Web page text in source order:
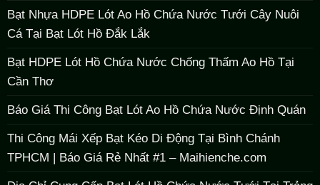
Bạt Nhựa HDPE Lót Ao Hồ Chứa Nước Tưới Cây Nuôi
Cá Tại Bạt Lót Hồ Đắk Lắk
Bạt HDPE Lót Hồ Chứa Nước Chống Thấm Ao Hồ Tại
Cần Thơ
Báo Giá Thi Công Bạt Lót Ao Hồ Chứa Nước Định Quán
Thi Công Mái Xếp Bạt Kéo Di Động Tại Bình Chánh
TPHCM | Báo Giá Rẻ Nhất #1 – Maihienche.com